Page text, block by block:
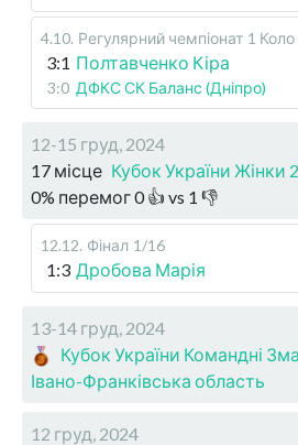
4.10. Регулярний чемпіонат 1 Коло
3:1 Полтавченко Кіра
3:0 ДФКС СК Баланс (Дніпро)
12-15 груд, 2024
17 місце Кубок України Жінки
0% перемог0👍 vs 1 👎
12.12. Фінал 1/16
1:3 Дробова Марія
13-14 груд, 2024
Кубок України Командні
Івано-Франківська область
12 груд, 2024